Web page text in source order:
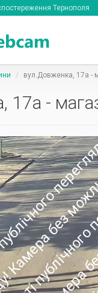
Тернополя
вул.Довженка, 17а -
17а -